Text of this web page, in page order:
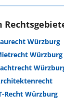
Würzburg
Würzburg
Recht Würzburg